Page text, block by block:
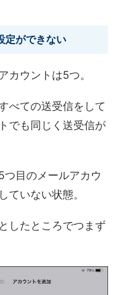
定ができない
カウントは5つ。
べての送受信をして
でも同じく送受信が
目のメールアカウ
ていない状態。
したところでつまず